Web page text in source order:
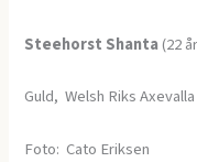
Steehorst Shanta(22
Guld, Welsh Riks Axevalla
Foto: Cato Eriksen